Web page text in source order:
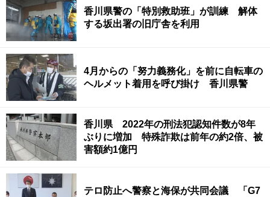
香川県警の「特別救助班」が訓練 解体
する坂出署の旧庁舎を利用
4月からの「努力義務化」を前に自転車の
ヘルメット着用を呼び掛け 香川県警
香川県 2022年の刑法犯認知件数が8年
ぶりに増加 特殊詐欺は前年の約2倍、被
害額約1億円
テロ防止へ警察と海保が共同会議 「G7